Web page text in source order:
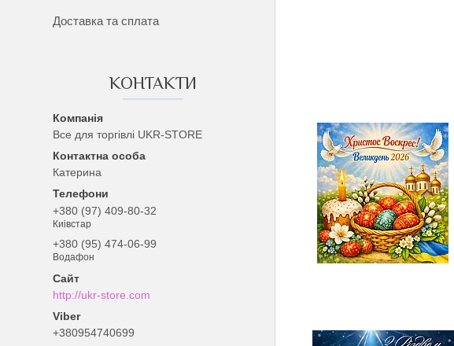
Доставка та сплата
КОНТАКТИ
Все для торгівлі UKR-STORE
Катерина
+380 (97) 409-80-32
Киівстар
+380 (95) 474-06-99
Водафон
http://ukr-store.com
+380954740699